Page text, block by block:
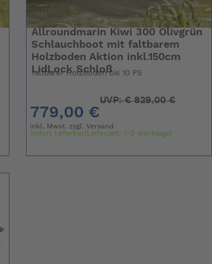
Allroundmarin Kiwi 300 Olivgrün
Schlauchboot mit faltbarem
Holzboden Aktion inkl.150cm
LidLock Schloß
faltbarer Holzboden bis 10 PS
779,00 €
UVP:€829,00 €
inkl. Mwst. zzgl.Versand
Sofort lieferbar(Lieferzeit: 1-3 Werktage)